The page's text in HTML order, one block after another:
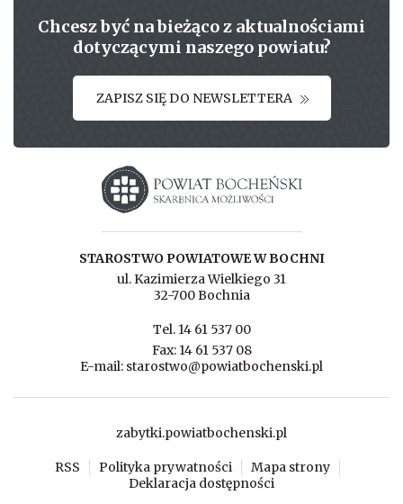
Chcesz być na bieżąco z aktualnościami
dotyczącymi naszego powiatu?
ZAPISZ SIĘ DO NEWSLETTERA
Starostwo powiatowe w Bochni
STAROSTWO POWIATOWE W BOCHNI
ul. Kazimierza Wielkiego 31
32-700 Bochnia
Tel. 14 61 537 00
Fax: 14 61 537 08
E-mail: starostwo@powiatbochenski.pl
zabytki.powiatbochenski.pl
RSS Polityka prywatności
Mapa strony
Deklaracja dostępności